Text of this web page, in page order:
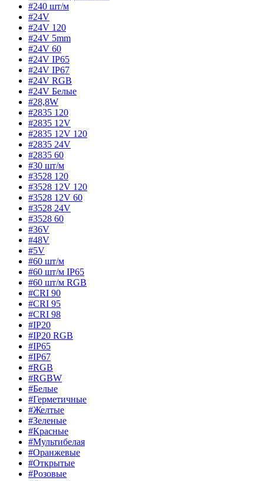
#240 шт/м
#24V
#24V 120
#24V 5mm
#24V 60
#24V IP65
#24V IP67
#24V RGB
#24V Белые
#28,8W
#2835 120
#2835 12V
#2835 12V 120
#2835 24V
#2835 60
#30 шт/м
#3528 120
#3528 12V 120
#3528 12V 60
#3528 24V
#3528 60
#36V
#48V
#5V
#60 шт/м
#60 шт/м IP65
#60 шт/м RGB
#CRI 90
#CRI 95
#CRI 98
#IP20
#IP20 RGB
#IP65
#IP67
#RGB
#RGBW
#Белые
#Герметичные
#Желтые
#Зеленые
#Красные
#Мультибелая
#Оранжевые
#Открытые
#Розовые